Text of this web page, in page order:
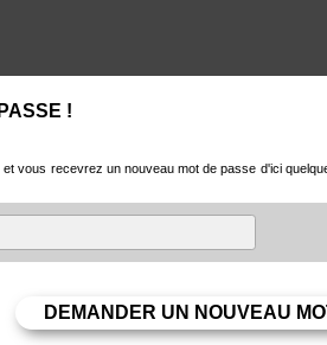
!
vous recevrez un nouveau mot de passe d'ici